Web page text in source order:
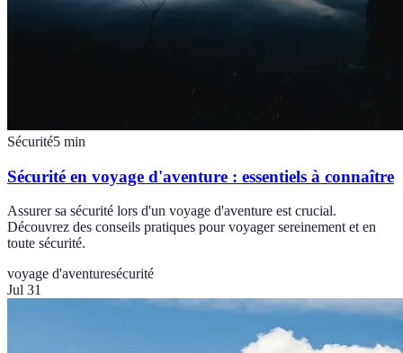
Sécurité5 min
Sécurité en voyage d'aventure : essentiels à connaître
Assurer sa sécurité lors d'un voyage d'aventure est crucial.
Découvrez des conseils pratiques pour voyager sereinement et en
toute sécurité.
voyage d'aventuresécurité
Jul 31